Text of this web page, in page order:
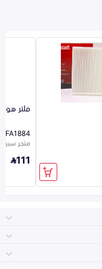
فلتر
FA1884
متجر سبيرو
111